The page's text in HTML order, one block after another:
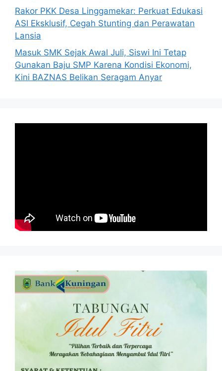
Rakor PKK Desa Linggamekar: Perkuat Edukasi
ASI Eksklusif, Cegah Stunting dan Perawatan
Lansia
Masuk SMK Sejak Awal Juli, Siswi Ini Tetap
Gunakan Baju SMP Karena Kondisi Ekonomi,
Kini BAZNAS Belikan Seragam Anyar